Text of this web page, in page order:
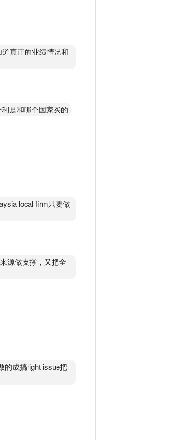
真正的业绩情况和
是和哪个国家买的
local firm只要做
源做支撑，又把全
的成搞right issue把